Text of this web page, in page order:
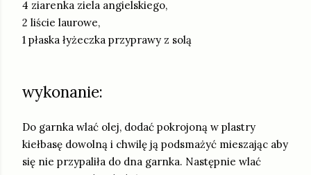
4 ziarenka ziela angielskiego,
2 liście laurowe,
1 płaska łyżeczka przyprawy z solą
wykonanie:
Do garnka wlać olej, dodać pokrojoną w plastry
kiełbasę dowolną i chwilę ją podsmażyć mieszając aby
się nie przypaliła do dna garnka. Następnie wlać